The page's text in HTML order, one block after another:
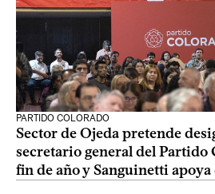
PARTIDO COLORADO
Sector de Ojeda pretende
secretario general del Partido
fin de año y Sanguinetti apoya